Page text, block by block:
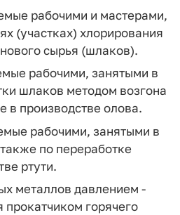
рабочими и мастерами,
(участках) хлорирования
сырья (шлаков).
рабочими, занятыми в
шлаков методом возгона
в производстве олова.
рабочими, занятыми в
по переработке
ртути.
металлов давлением -
горячего